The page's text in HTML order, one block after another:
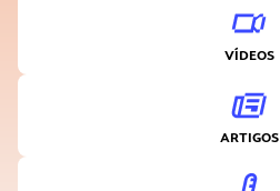
VÍDEOS
ARTIGOS